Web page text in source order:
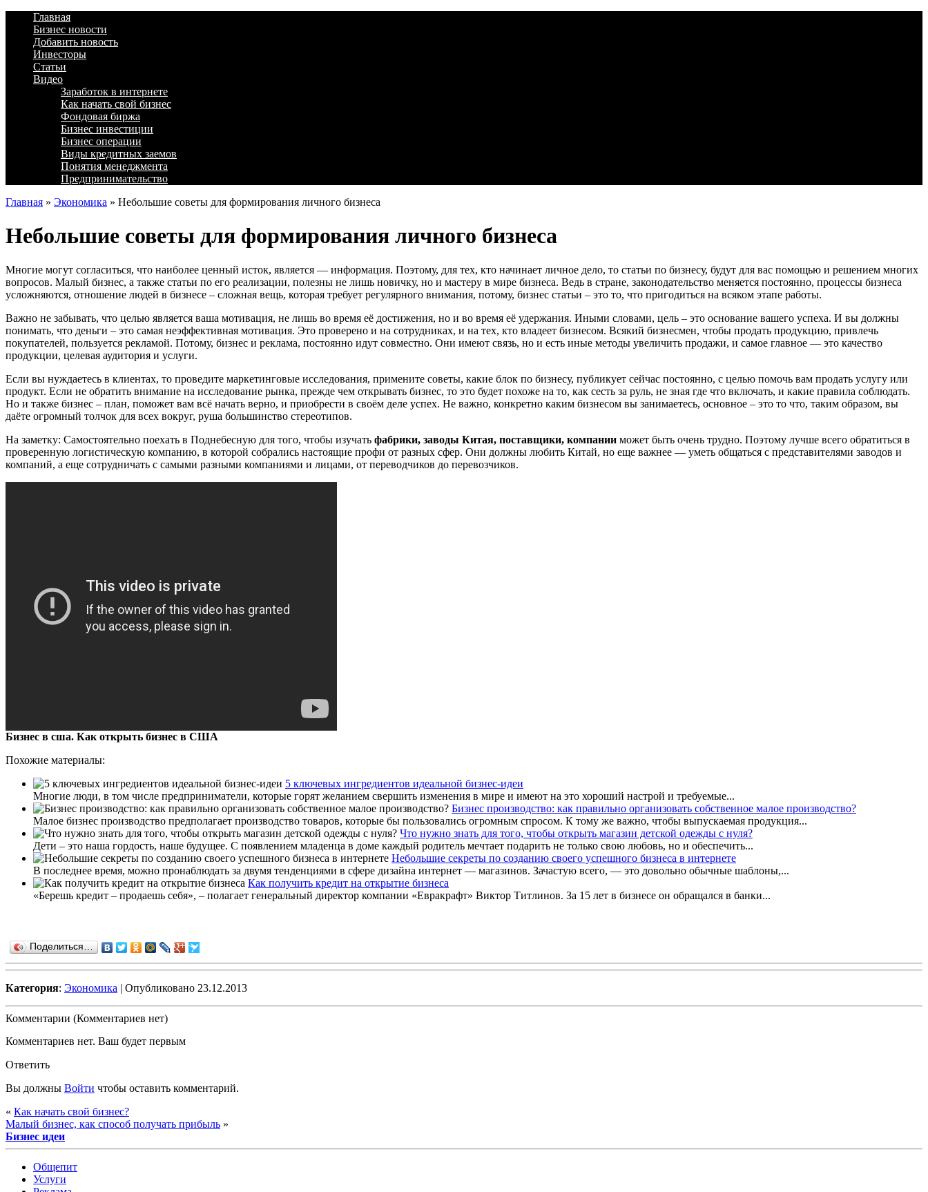
Главная
Бизнес новости
Добавить новость
Инвесторы
Статьи
Видео
Заработок в интернете
Как начать свой бизнес
Фондовая биржа
Бизнес инвестиции
Бизнес операции
Виды кредитных заемов
Понятия менеджмента
Предпринимательство
Главная » Экономика » Небольшие советы для формирования личного бизнеса
Небольшие советы для формирования личного бизнеса
Многие могут согласиться, что наиболее ценный исток, является — информация. Поэтому, для тех, кто начинает личное дело, то статьи по бизнесу, будут для вас помощью и решением многих
вопросов. Малый бизнес, а также статьи по его реализации, полезны не лишь новичку, но и мастеру в мире бизнеса. Ведь в стране, законодательство меняется постоянно, процессы бизнеса
усложняются, отношение людей в бизнесе – сложная вещь, которая требует регулярного внимания, потому, бизнес статьи – это то, что пригодиться на всяком этапе работы.
Важно не забывать, что целью является ваша мотивация, не лишь во время её достижения, но и во время её удержания. Иными словами, цель – это основание вашего успеха. И вы должны
понимать, что деньги – это самая неэффективная мотивация. Это проверено и на сотрудниках, и на тех, кто владеет бизнесом. Всякий бизнесмен, чтобы продать продукцию, привлечь
покупателей, пользуется рекламой. Потому, бизнес и реклама, постоянно идут совместно. Они имеют связь, но и есть иные методы увеличить продажи, и самое главное — это качество
продукции, целевая аудитория и услуги.
Если вы нуждаетесь в клиентах, то проведите маркетинговые исследования, примените советы, какие блок по бизнесу, публикует сейчас постоянно, с целью помочь вам продать услугу или
продукт. Если не обратить внимание на исследование рынка, прежде чем открывать бизнес, то это будет похоже на то, как сесть за руль, не зная где что включать, и какие правила соблюдать.
Но и также бизнес – план, поможет вам всё начать верно, и приобрести в своём деле успех. Не важно, конкретно каким бизнесом вы занимаетесь, основное – это то что, таким образом, вы
даёте огромный толчок для всех вокруг, руша большинство стереотипов.
На заметку: Самостоятельно поехать в Поднебесную для того, чтобы изучать фабрики, заводы Китая, поставщики, компании может быть очень трудно. Поэтому лучше всего обратиться в
проверенную логистическую компанию, в которой собрались настоящие профи от разных сфер. Они должны любить Китай, но еще важнее — уметь общаться с представителями заводов и
компаний, а еще сотрудничать с самыми разными компаниями и лицами, от переводчиков до перевозчиков.
Бизнес в сша. Как открыть бизнес в США
Похожие материалы:
5 ключевых ингредиентов идеальной бизнес-идеи
Многие люди, в том числе предприниматели, которые горят желанием свершить изменения в мире и имеют на это хороший настрой и требуемые...
Бизнес производство: как правильно организовать собственное малое производство?
Малое бизнес производство предполагает производство товаров, которые бы пользовались огромным спросом. К тому же важно, чтобы выпускаемая продукция...
Что нужно знать для того, чтобы открыть магазин детской одежды с нуля?
Дети – это наша гордость, наше будущее. С появлением младенца в доме каждый родитель мечтает подарить не только свою любовь, но и обеспечить...
Небольшие секреты по созданию своего успешного бизнеса в интернете
В последнее время, можно пронаблюдать за двумя тенденциями в сфере дизайна интернет — магазинов. Зачастую всего, — это довольно обычные шаблоны,...
Как получить кредит на открытие бизнеса
«Берешь кредит – продаешь себя», – полагает генеральный директор компании «Евракрафт» Виктор Титлинов. За 15 лет в бизнесе он обращался в банки...
Поделиться…
Категория: Экономика | Опубликовано 23.12.2013
Комментарии (Комментариев нет)
Комментариев нет. Ваш будет первым
Ответить
Вы должны Войти чтобы оставить комментарий.
« Как начать свой бизнес?
Малый бизнес, как способ получать прибыль »
Бизнес идеи
Общепит
Услуги